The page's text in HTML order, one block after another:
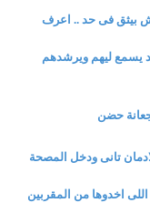
بيثق فى حد .. اعرف
يسمع ليهم ويرشدهم
حضن
تانى ودخل المصحة
اخدوها من المقربين